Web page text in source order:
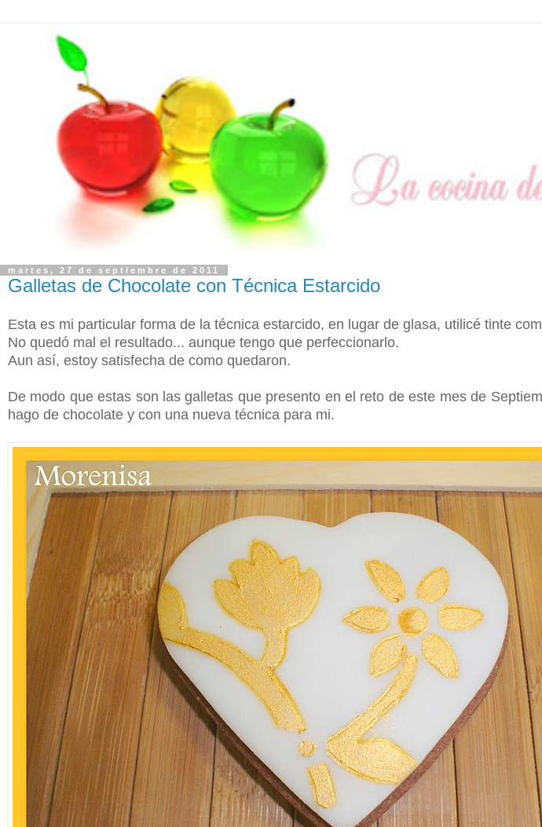
martes, 27 de septiembre de 2011
Galletas de Chocolate con Técnica Estarcido
Esta es mi particular forma de la técnica estarcido, en lugar de glasa, utilicé tinte
No quedó mal el resultado... aunque tengo que perfeccionarlo.
Aun así, estoy satisfecha de como quedaron.
De modo que estas son las galletas que presento en el reto de este mes de
hago de chocolate y con una nueva técnica para mi.